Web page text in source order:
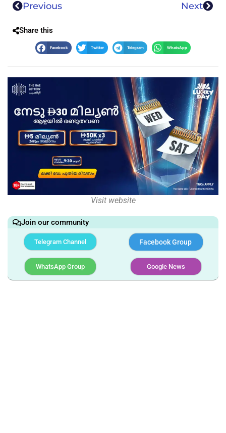
Previous Next
Share this
Facebook Twitter Telegram WhatsApp
Visit website
Join our community
Telegram Channel Facebook Group
WhatsApp Group Google News